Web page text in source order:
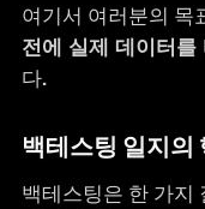
여기서 여러분의 목
전에 실제 데이터
다.
백테스팅 일지의
백테스팅은 한 가지